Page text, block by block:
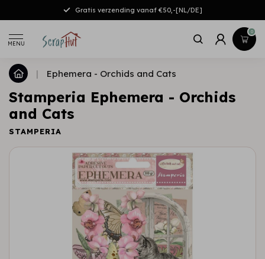
Gratis verzending vanaf €50,-[NL/DE]
MENU
0
| Ephemera - Orchids and Cats
Stamperia Ephemera - Orchids
and Cats
STAMPERIA